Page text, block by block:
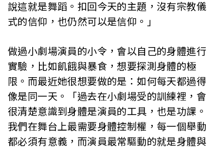
說這就是舞蹈。扣回今天的主題，沒有宗教儀
式的信仰，也仍然可以是信仰。」
做過小劇場演員的小令，會以自己的身體進行
實驗，比如飢餓與暴食，想要探測身體的極
限。而最近她很想要做的是：如何每天都過得
像是同一天。「過去在小劇場受的訓練裡，會
很清楚意識到身體是演員的工具，也是功課。
我們在舞台上最需要身體控制權，每一個舉動
都必須有意義，而演員最常驅動的就是身體與